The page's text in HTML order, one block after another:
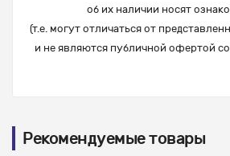
об их наличии носят
(т.е. могут отличаться от
и не являются публичной офертой
Рекомендуемые товары